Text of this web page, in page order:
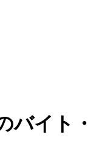
バイト・